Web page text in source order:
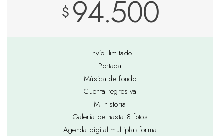
$ 94.500
Envío ilimitado
Portada
Música de fondo
Cuenta regresiva
Mi historia
Galería de hasta 8 fotos
Agenda digital multiplataforma